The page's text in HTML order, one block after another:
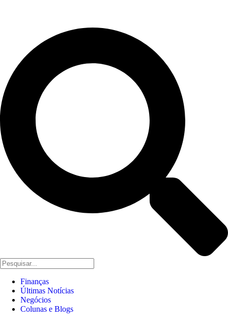
Finanças
Últimas Notícias
Negócios
Colunas e Blogs